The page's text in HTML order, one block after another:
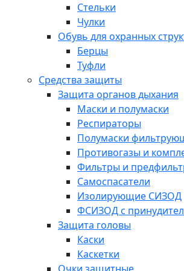
Стельки
Чулки
Обувь для охранных
Берцы
Туфли
Средства защиты
Защита органов дыхания
Маски и полумаски
Респираторы
Полумаски
Противогазы и
Фильтры и
Самоспасатели
Изолирующие СИЗОД
ФСИЗОД с
Защита головы
Каски
Каскетки